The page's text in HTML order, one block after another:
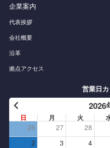
企業案内
代表挨拶
会社概要
沿革
拠点アクセス
営業日
2026
日 月 火
26 27 28
2
3 4